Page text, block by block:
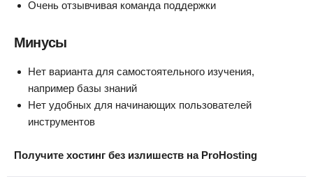
Очень отзывчивая команда поддержки
Минусы
Нет варианта для самостоятельного изучения,
например базы знаний
Нет удобных для начинающих пользователей
инструментов
Получите хостинг без излишеств на ProHosting